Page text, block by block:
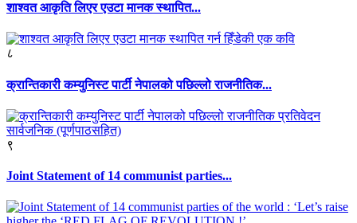
शाश्वत आकृति लिएर एउटा मानक स्थापित...
८
क्रान्तिकारी कम्युनिस्ट पार्टी नेपालको पछिल्लो राजनीतिक...
९
Joint Statement of 14 communist parties...